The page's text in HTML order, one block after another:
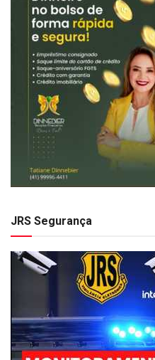
JRS Segurança